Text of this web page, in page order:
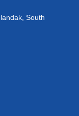
South